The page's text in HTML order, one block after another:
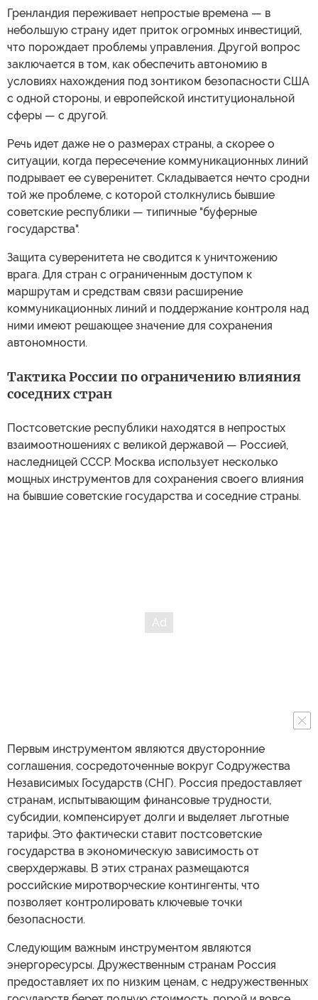
Гренландия переживает непростые времена — в
небольшую страну идет приток огромных инвестиций,
что порождает проблемы управления. Другой вопрос
заключается в том, как обеспечить автономию в
условиях нахождения под зонтиком безопасности США
с одной стороны, и европейской институциональной
сферы — с другой.
Речь идет даже не о размерах страны, а скорее о
ситуации, когда пересечение коммуникационных линий
подрывает ее суверенитет. Складывается нечто сродни
той же проблеме, с которой столкнулись бывшие
советские республики — типичные "буферные
государства".
Защита суверенитета не сводится к уничтожению
врага. Для стран с ограниченным доступом к
маршрутам и средствам связи расширение
коммуникационных линий и поддержание контроля над
ними имеют решающее значение для сохранения
автономности.
Тактика России по ограничению влияния
соседних стран
Постсоветские республики находятся в непростых
взаимоотношениях с великой державой — Россией,
наследницей СССР. Москва использует несколько
мощных инструментов для сохранения своего влияния
на бывшие советские государства и соседние страны.
Первым инструментом являются двусторонние
соглашения, сосредоточенные вокруг Содружества
Независимых Государств (СНГ). Россия предоставляет
странам, испытывающим финансовые трудности,
субсидии, компенсирует долги и выделяет льготные
тарифы. Это фактически ставит постсоветские
государства в экономическую зависимость от
сверхдержавы. В этих странах размещаются
российские миротворческие контингенты, что
позволяет контролировать ключевые точки
безопасности.
Следующим важным инструментом являются
энергоресурсы. Дружественным странам Россия
предоставляет их по низким ценам, с недружественных